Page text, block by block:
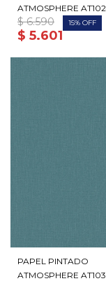
ATMOSPHERE
$ 5.601
$ 6.590 15
PAPEL PINTADO
ATMOSPHERE